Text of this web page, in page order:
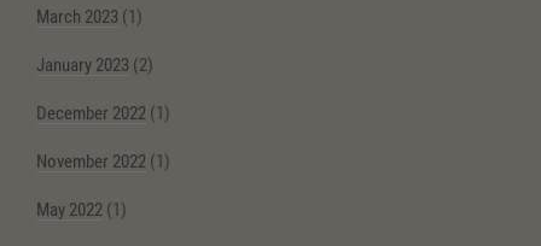
March 2023 (1)
January 2023 (2)
December 2022 (1)
November 2022 (1)
May 2022 (1)